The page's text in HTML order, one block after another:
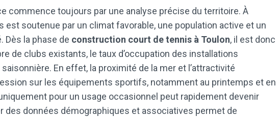
commence toujours par une analyse précise du territoire. À
est soutenue par un climat favorable, une population active et un
Dès la phase de construction court de tennis à Toulon, il est donc
de clubs existants, le taux d’occupation des installations
En effet, la proximité de la mer et l’attractivité
sur les équipements sportifs, notamment au printemps et en
pour un usage occasionnel peut rapidement devenir
des données démographiques et associatives permet de